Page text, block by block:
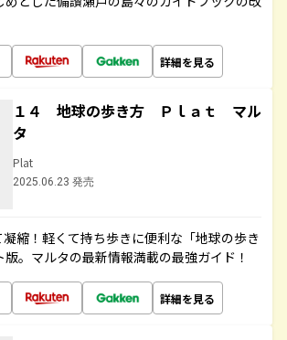
詳細を見る
１４ 地球の歩き方 Ｐｌａｔ マル
タ
Plat
2025.06.23 発売
凝縮！軽くて持ち歩きに便利な「地球の歩き
。マルタの最新情報満載の最強ガイド！
詳細を見る